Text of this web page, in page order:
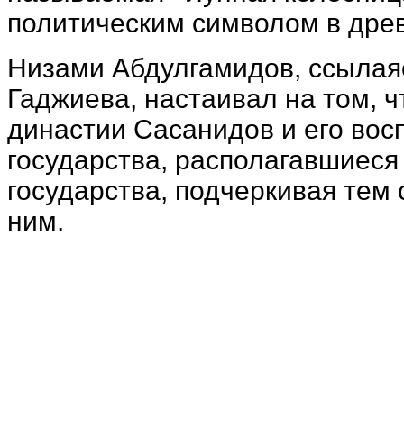
политическим символом в
Низами Абдулгамидов,
Гаджиева, настаивал на том,
династии Сасанидов и его
государства,
государства, подчеркивая
ним.